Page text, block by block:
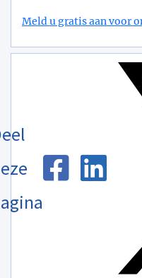
Meld u gratis aan voor